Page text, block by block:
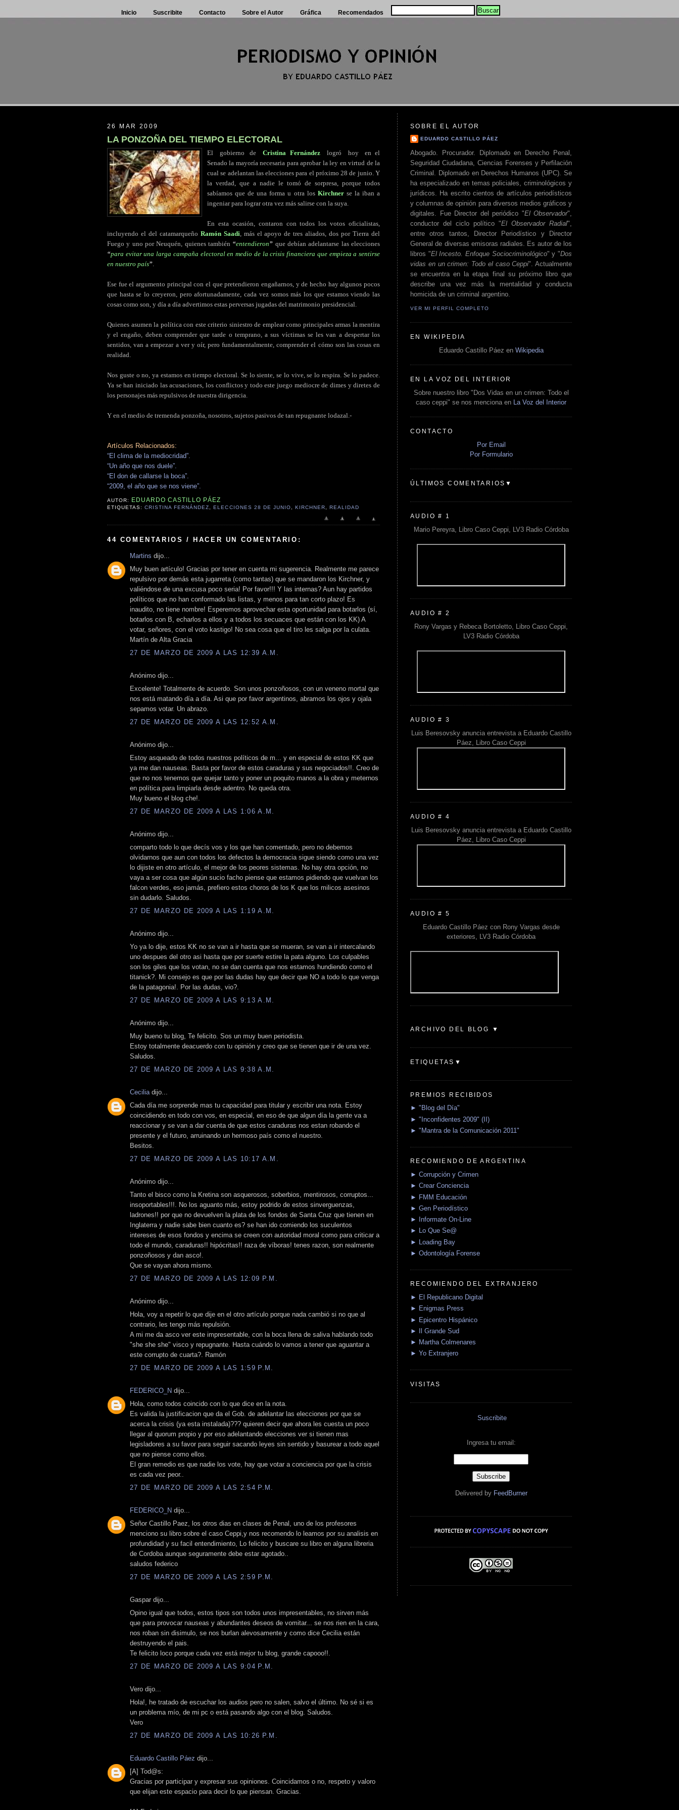
Inicio Suscribite Contacto Sobre el Autor Gráfica Recomendados
26 MAR 2009
LA PONZOÑA DEL TIEMPO ELECTORAL
El gobierno de Cristina Fernández logró hoy..
en el
Senado la mayoría necesaria para aprobar la ley en virtud de la
cual se adelantan las elecciones para el próximo 28 de junio. Y
la verdad, que a nadie le tomó de sorpresa, porque todos
sabíamos que de una forma u otra los Kirchnerse la iban a
ingeniar para lograr otra vez más salirse con la suya.
En esta ocasión, contaron con todos los votos oficialistas,
incluyendo el del catamarqueño Ramón Saadi, más el apoyo de tres aliados, dos por Tierra del
Fuego y uno por Neuquén, quienes también “entendieron” que debían adelantarse las elecciones
“para evitar una larga campaña electoral en medio de la crisis financiera que empieza a sentirse
en nuestro país”.
Ese fue el argumento principal con el que pretendieron engañarnos, y de hecho hay algunos pocos
que hasta se lo creyeron, pero afortunadamente, cada vez somos más los que estamos viendo las
cosas como son, y día a día advertimos estas perversas jugadas del matrimonio presidencial.
Quienes asumen la política con este criterio siniestro de emplear como principales armas la mentira
y el engaño, deben comprender que tarde o temprano, a sus víctimas se les van a despertar los
sentidos, van a empezar a ver y oír, pero fundamentalmente, comprender el cómo son las cosas en
realidad.
Nos guste o no, ya estamos en tiempo electoral. Se lo siente, se lo vive, se lo respira. Se lo padece.
Ya se han iniciado las acusaciones, los conflictos y todo este juego mediocre de dimes y diretes de
los personajes más repulsivos de nuestra dirigencia.
Y en el medio de tremenda ponzoña, nosotros, sujetos pasivos de tan repugnante lodazal.-
Artículos Relacionados:
“El clima de la mediocridad”.
“Un año que nos duele”.
“El don de callarse la boca”.
“2009, el año que se nos viene”.
AUTOR: EDUARDO CASTILLO PÁEZ
ETIQUETAS:CRISTINA FERNÁNDEZ ,ELECCIONES 28 DE JUNIO KIRCHNER REALIDAD
44 COMENTARIOS / HACER UN COMENTARIO:
Martins dijo...
Muy buen artículo! Gracias por tener en cuenta mi sugerencia. Realmente me parece
repulsivo por demás esta jugarreta (como tantas) que se mandaron los Kirchner, y
valiéndose de una excusa poco seria! Por favor!!! Y las internas? Aun hay partidos
políticos que no han conformado las listas, y menos para tan corto plazo! Es
inaudito, no tiene nombre! Esperemos aprovechar esta oportunidad para botarlos (sí,
botarlos con B, echarlos a ellos y a todos los secuaces que están con los KK) A
votar, señores, con el voto kastigo! No sea cosa que el tiro les salga por la culata.
Martín de Alta Gracia
27 DE MARZO DE 2009 A LAS 12:39 A.M.
Anónimo dijo...
Excelente! Totalmente de acuerdo. Son unos ponzoñosos, con un veneno mortal que
nos está matando día a día. Asi que por favor argentinos, abramos los ojos y ojala
sepamos votar. Un abrazo.
27 DE MARZO DE 2009 A LAS 12:52 A.M.
Anónimo dijo...
Estoy asqueado de todos nuestros políticos de m... y en especial de estos KK que
ya me dan nauseas. Basta por favor de estos caraduras y sus negociados!!. Creo de
que no nos tenemos que quejar tanto y poner un poquito manos a la obra y meternos
en política para limpiarla desde adentro. No queda otra.
Muy bueno el blog che!.
27 DE MARZO DE 2009 A LAS 1:06 A.M.
Anónimo dijo...
comparto todo lo que decís vos y los que han comentado, pero no debemos
olvidarnos que aun con todos los defectos la democracia sigue siendo como una vez
lo dijiste en otro artículo, el mejor de los peores sistemas. No hay otra opción, no
vaya a ser cosa que algún sucio facho piense que estamos pidiendo que vuelvan los
falcon verdes, eso jamás, prefiero estos choros de los K que los milicos asesinos
sin dudarlo. Saludos.
27 DE MARZO DE 2009 A LAS 1:19 A.M.
Anónimo dijo...
Yo ya lo dije, estos KK no se van a ir hasta que se mueran, se van a ir intercalando
uno despues del otro asi hasta que por suerte estire la pata alguno. Los culpables
son los giles que los votan, no se dan cuenta que nos estamos hundiendo como el
titanick?. Mi consejo es que por las dudas hay que decir que NO a todo lo que venga
de la patagonia!. Por las dudas, vio?.
27 DE MARZO DE 2009 A LAS 9:13 A.M.
Anónimo dijo...
Muy bueno tu blog, Te felicito. Sos un muy buen periodista.
Estoy totalmente deacuerdo con tu opinión y creo que se tienen que ir de una vez.
Saludos.
27 DE MARZO DE 2009 A LAS 9:38 A.M.
Cecilia dijo...
Cada día me sorprende mas tu capacidad para titular y escribir una nota. Estoy
coincidiendo en todo con vos, en especial, en eso de que algun día la gente va a
reaccionar y se van a dar cuenta de que estos caraduras nos estan robando el
presente y el futuro, arruinando un hermoso país como el nuestro.
Besitos.
27 DE MARZO DE 2009 A LAS 10:17 A.M.
Anónimo dijo...
Tanto el bisco como la Kretina son asquerosos, soberbios, mentirosos, corruptos...
insoportables!!!. No los aguanto más, estoy podrido de estos sinverguenzas,
ladrones!! por que no devuelven la plata de los fondos de Santa Cruz que tienen en
Inglaterra y nadie sabe bien cuanto es? se han ido comiendo los suculentos
intereses de esos fondos y encima se creen con autoridad moral como para criticar a
todo el mundo, caraduras!! hipócritas!! raza de víboras! tenes razon, son realmente
ponzoñosos y dan asco!.
Que se vayan ahora mismo.
27 DE MARZO DE 2009 A LAS 12:09 P.M.
Anónimo dijo...
Hola, voy a repetir lo que dije en el otro artículo porque nada cambió si no que al
contrario, les tengo más repulsión.
A mi me da asco ver este impresentable, con la boca llena de saliva hablando todo
"she she she" visco y repugnante. Hasta cuándo lo vamos a tener que aguantar a
este corrupto de cuarta?. Ramón
27 DE MARZO DE 2009 A LAS 1:59 P.M.
FEDERICO_N dijo...
Hola, como todos coincido con lo que dice en la nota.
Es valida la justificacion que da el Gob. de adelantar las elecciones por que se
acerca la crisis (ya esta instalada)??? quieren decir que ahora les cuesta un poco
llegar al quorum propio y por eso adelantando elecciones ver si tienen mas
legisladores a su favor para seguir sacando leyes sin sentido y basurear a todo aquel
que no piense como ellos.
El gran remedio es que nadie los vote, hay que votar a conciencia por que la crisis
es cada vez peor..
27 DE MARZO DE 2009 A LAS 2:54 P.M.
FEDERICO_N dijo...
Señor Castillo Paez, los otros dias en clases de Penal, uno de los profesores
menciono su libro sobre el caso Ceppi,y nos recomendo lo leamos por su analisis en
profundidad y su facil entendimiento, Lo felicito y buscare su libro en alguna libreria
de Cordoba aunque seguramente debe estar agotado..
saludos federico
27 DE MARZO DE 2009 A LAS 2:59 P.M.
Gaspar dijo...
Opino igual que todos, estos tipos son todos unos impresentables, no sirven más
que para provocar nauseas y abundantes deseos de vomitar... se nos rien en la cara,
nos roban sin disimulo, se nos burlan alevosamente y como dice Cecilia están
destruyendo el pais.
Te felicito loco porque cada vez está mejor tu blog, grande capooo!!.
27 DE MARZO DE 2009 A LAS 9:04 P.M.
Vero dijo...
Hola!, he tratado de escuchar los audios pero no salen, salvo el último. No sé si es
un problema mío, de mi pc o está pasando algo con el blog. Saludos.
Vero
27 DE MARZO DE 2009 A LAS 10:26 P.M.
Eduardo Castillo Páez dijo...
[A] Tod@s:
Gracias por participar y expresar sus opiniones. Coincidamos o no, respeto y valoro
que elijan este espacio para decir lo que piensan. Gracias.
SOBRE EL AUTOR
EDUARDO CASTILLO PÁEZ
Abogado. Procurador. Diplomado en Derecho Penal,
Seguridad Ciudadana, Ciencias Forenses y Perfilación
Criminal. Diplomado en Derechos Humanos (UPC). Se
ha especializado en temas policiales, criminológicos y
jurídicos. Ha escrito cientos de artículos periodísticos
y columnas de opinión para diversos medios gráficos y
digitales. Fue Director del periódico "El Observador",
conductor del ciclo político "El Observador Radial",
entre otros tantos, Director Periodístico y Director
General de diversas emisoras radiales. Es autor de los
libros "El Incesto. Enfoque Sociocriminológico" y "Dos
vidas en un crimen: Todo el caso Ceppi". Actualmente
se encuentra en la etapa final su próximo libro que
describe una vez más la mentalidad y conducta
homicida de un criminal argentino.
VER MI PERFIL COMPLETO
EN WIKIPEDIA
Eduardo Castillo Páez en Wikipedia
EN LA VOZ DEL INTERIOR
Sobre nuestro libro "Dos Vidas en un crimen: Todo el
caso ceppi" se nos menciona en
La Voz del Interior
CONTACTO
Por Email
Por Formulario
ÚLTIMOS COMENTARIOS▼
AUDIO # 1
Mario Pereyra, Libro Caso Ceppi, LV3 Radio Córdoba
AUDIO # 2
Rony Vargas y Rebeca Bortoletto, Libro Caso Ceppi,
LV3 Radio Córdoba
AUDIO # 3
Luis Beresovsky anuncia entrevista a Eduardo Castillo
Páez, Libro Caso Ceppi
AUDIO # 4
Luis Beresovsky anuncia entrevista a Eduardo Castillo
Páez, Libro Caso Ceppi
AUDIO # 5
Eduardo Castillo Páez con Rony Vargas desde
exteriores, LV3 Radio Córdoba
ARCHIVO DEL BLOG ▼
ETIQUETAS▼
PREMIOS RECIBIDOS
► "Blog del Día"
► "Inconfidentes 2009" (II)
► "Mantra de la Comunicación 2011"
RECOMIENDO DE ARGENTINA
► Corrupción y Crimen
► Crear Conciencia
► FMM Educación
► Gen Periodístico
► Informate On-Line
► Lo Que Se@
► Loading Bay
► Odontología Forense
RECOMIENDO DEL EXTRANJERO
► El Republicano Digital
► Enigmas Press
► Epicentro Hispánico
► Il Grande Sud
► Martha Colmenares
► Yo Extranjero
VISITAS
Suscribite
Ingresa tu email:
Delivered by FeedBurner